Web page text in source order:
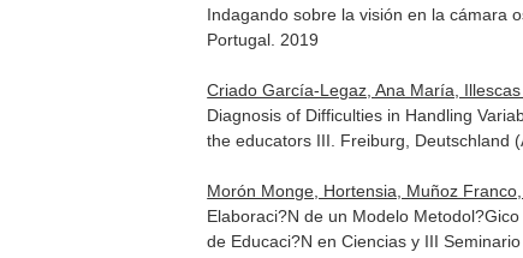
Indagando sobre la visión en la cámara
Portugal. 2019
Criado García-Legaz, Ana María,
Diagnosis of Difficulties in Handling
the educators III. Freiburg, Deutschland
Morón Monge, Hortensia, Muñoz
Elaboraci?N de un Modelo
de Educaci?N en Ciencias y III